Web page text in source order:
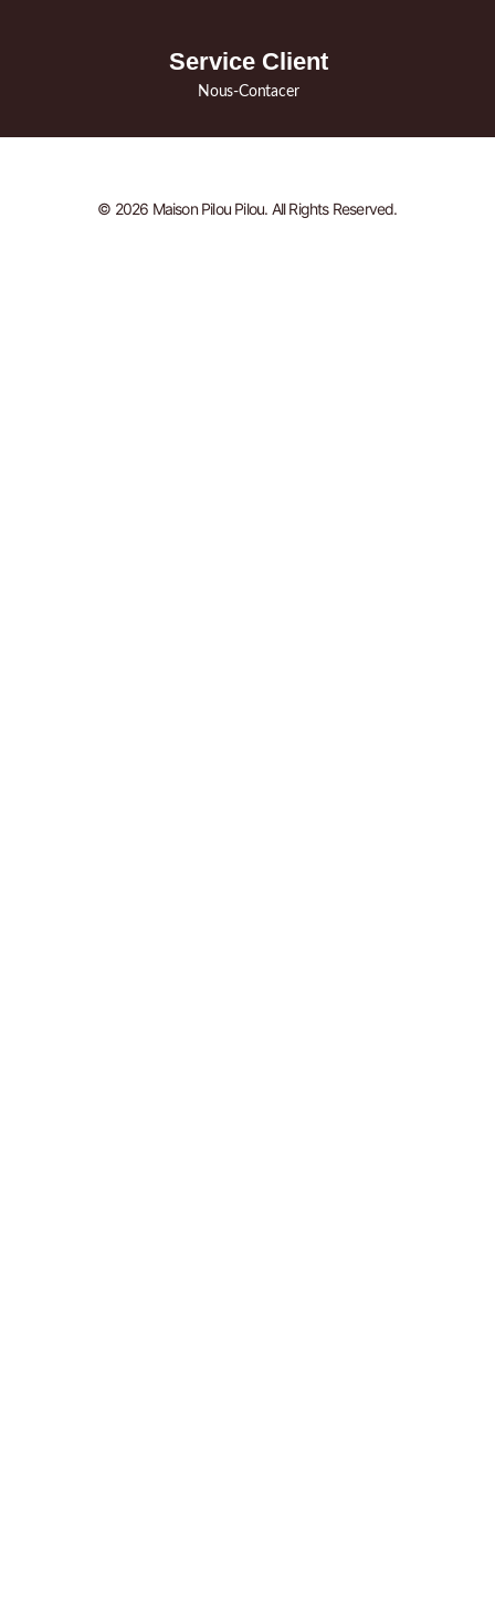
Service Client
Nous-Contacer
© 2026 Maison Pilou Pilou. All Rights Reserved.